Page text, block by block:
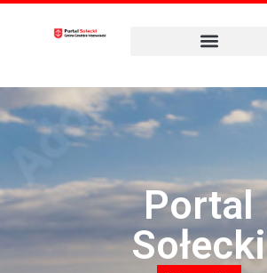
Portal
Sołecki